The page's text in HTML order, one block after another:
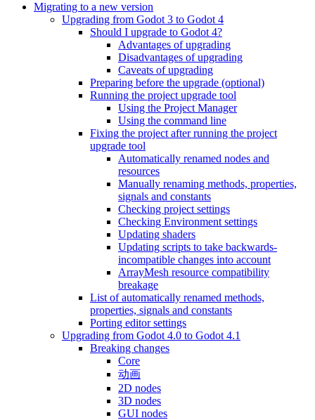
Migrating to a new version
Upgrading from Godot 3 to Godot 4
Should I upgrade to Godot 4?
Advantages of upgrading
Disadvantages of upgrading
Caveats of upgrading
Preparing before the upgrade (optional)
Running the project upgrade tool
Using the Project Manager
Using the command line
Fixing the project after running the project
upgrade tool
Automatically renamed nodes and
resources
Manually renaming methods, properties,
signals and constants
Checking project settings
Checking Environment settings
Updating shaders
Updating scripts to take backwards-
incompatible changes into account
ArrayMesh resource compatibility
breakage
List of automatically renamed methods,
properties, signals and constants
Porting editor settings
Upgrading from Godot 4.0 to Godot 4.1
Breaking changes
Core
动画
2D nodes
3D nodes
GUI nodes